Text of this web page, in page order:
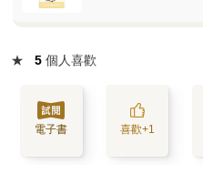
★ 5 個人喜歡
電子書 喜歡+1